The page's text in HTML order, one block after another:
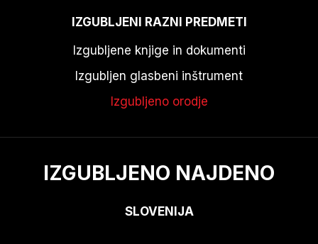
IZGUBLJENI RAZNI PREDMETI
Izgubljene knjige in dokumenti
Izgubljen glasbeni inštrument
Izgubljeno orodje
IZGUBLJENO NAJDENO
SLOVENIJA